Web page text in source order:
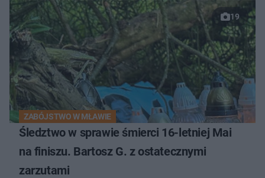
19
ZABÓJSTWO W MŁAWIE
Śledztwo w sprawie śmierci 16-letniej Mai
na finiszu. Bartosz G. z ostatecznymi
zarzutami